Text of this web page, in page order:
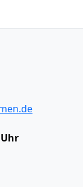
Uhr